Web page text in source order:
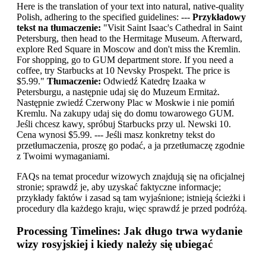
Here is the translation of your text into natural, native-quality
Polish, adhering to the specified guidelines: --- Przykładowy
tekst na tłumaczenie: "Visit Saint Isaac's Cathedral in Saint
Petersburg, then head to the Hermitage Museum. Afterward,
explore Red Square in Moscow and don't miss the Kremlin.
For shopping, go to GUM department store. If you need a
coffee, try Starbucks at 10 Nevsky Prospekt. The price is
$5.99." Tłumaczenie: Odwiedź Katedrę Izaaka w
Petersburgu, a następnie udaj się do Muzeum Ermitaż.
Następnie zwiedź Czerwony Plac w Moskwie i nie pomiń
Kremlu. Na zakupy udaj się do domu towarowego GUM.
Jeśli chcesz kawy, spróbuj Starbucks przy ul. Newski 10.
Cena wynosi $5.99. --- Jeśli masz konkretny tekst do
przetłumaczenia, proszę go podać, a ja przetłumaczę zgodnie
z Twoimi wymaganiami.
FAQs na temat procedur wizowych znajdują się na oficjalnej
stronie; sprawdź je, aby uzyskać faktyczne informacje;
przykłady faktów i zasad są tam wyjaśnione; istnieją ścieżki i
procedury dla każdego kraju, więc sprawdź je przed podróżą.
Processing Timelines: Jak długo trwa wydanie
wizy rosyjskiej i kiedy należy się ubiegać